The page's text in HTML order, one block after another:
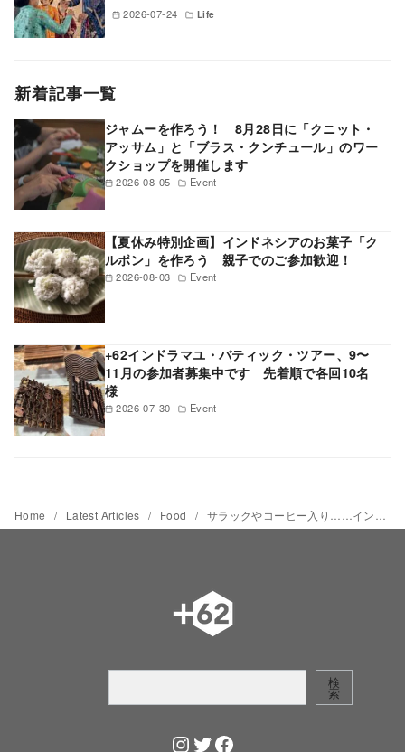
2026-07-24 Life
新着記事一覧
2026-08-05 Event
ジャムーを作ろう！ 8月28日に「クニット・
アッサム」と「ブラス・クンチュール」のワー
クショップを開催します
2026-08-03 Event
【夏休み特別企画】インドネシアのお菓子「ク
ルポン」を作ろう 親子でのご参加歓迎！
2026-07-30 Event
+62インドラマユ・バティック・ツアー、9〜
11月の参加者募集中です 先着順で各回10名
様
Home Latest Articles Food サラックやコーヒー入り……インドネシアのクラフトビールの味は？
索
検
索
Instagram Twitter Facebook